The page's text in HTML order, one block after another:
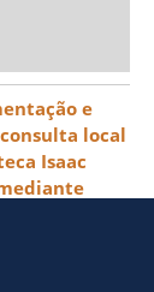
e
local
Isaac